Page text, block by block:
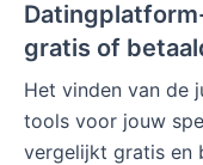
gratis of
Het vinden van de
tools voor jouw
vergelijkt gratis en